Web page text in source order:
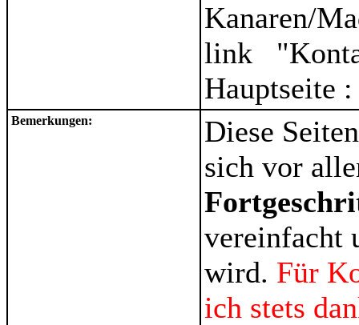
Kanaren/
link
Hauptseite
Bemerkungen:
Diese
sich vor
vereinfacht
wird. Für
ich stets